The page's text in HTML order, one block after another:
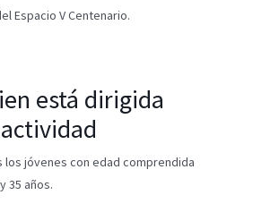
Espacio V Centenario.
está dirigida
los jóvenes con edad comprendida
35 años.